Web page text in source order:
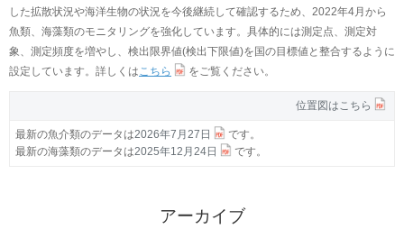
した拡散状況や海洋生物の状況を今後継続して確認するため、2022年4月から
魚類、海藻類のモニタリングを強化しています。具体的には測定点、測定対
象、測定頻度を増やし、検出限界値(検出下限値)を国の目標値と整合するように
設定しています。詳しくはこちら をご覧ください。
位置図はこちら
最新の魚介類のデータは2026年7月27日
です。
最新の海藻類のデータは2025年12月24日 です。
アーカイブ